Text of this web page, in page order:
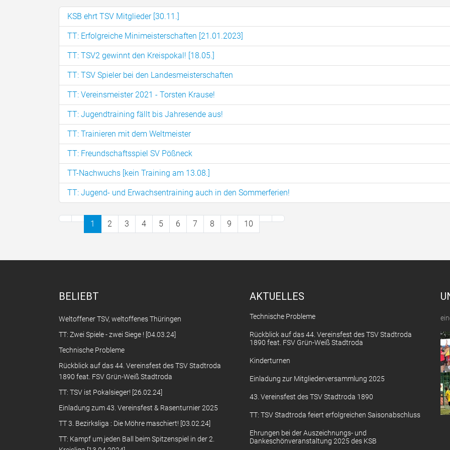
KSB ehrt TSV Mitglieder [30.11.]
TT: Erfolgreiche Minimeisterschaften [21.01.2023]
TT: TSV2 gewinnt den Kreispokal! [18.05.]
TT: TSV Spieler bei den Landesmeisterschaften
TT: Vereinsmeister 2021 - Torsten Krause!
TT: Jugendtraining fällt bis Jahresende aus!
TT: Trainieren mit dem Weltmeister
TT: Freundschaftsspiel SV Pößneck
TT-Nachwuchs [kein Training am 13.08.]
TT: Jugend- und Erwachsentraining auch in den Sommerferien!
1 2 3 4 5 6 7 8 9 10
BELIEBT
Weltoffener TSV, weltoffenes Thüringen
TT: Zwei Spiele - zwei Siege ! [04.03.24]
Technische Probleme
Rückblick auf das 44. Vereinsfest des TSV Stadtroda
1890 feat. FSV Grün-Weiß Stadtroda
TT: TSV ist Pokalsieger! [26.02.24]
Einladung zum 43. Vereinsfest & Rasenturnier 2025
TT 3. Bezirksliga : Die Möhre maschiert! [03.02.24]
TT: Kampf um jeden Ball beim Spitzenspiel in der 2.
AKTUELLES
Technische Probleme
Rückblick auf das 44. Vereinsfest des TSV Stadtroda
1890 feat. FSV Grün-Weiß Stadtroda
Kinderturnen
Einladung zur Mitgliederversammlung 2025
43. Vereinsfest des TSV Stadtroda 1890
TT: TSV Stadtroda feiert erfolgreichen Saisonabschluss
Ehrungen bei der Auszeichnungs- und
Dankeschönveranstaltung 2025 des KSB